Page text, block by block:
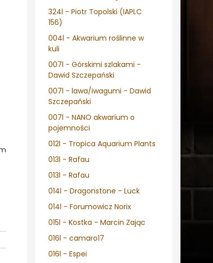
324l - Piotr Topolski (IAPLC
156)
004l - Akwarium roślinne w
kuli
007l - Górskimi szlakami -
Dawid Szczepański
007l - lawa/iwagumi - Dawid
Szczepański
007l - NANO akwarium o
pojemności
012l - Tropica Aquarium Plants
013l - Rafau
013l - Rafau
014l - Dragonstone - Luck
014l - Forumowicz Norix
015l - Kostka - Marcin Zając
016l - camaro17
016l - Espei